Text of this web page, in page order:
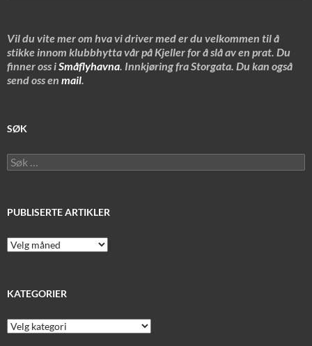
Vil du vite mer om hva vi driver med er du velkommen til å
stikke innom klubbhytta vår på Kjeller for å slå av en prat. Du
finner oss iSmåflyhavna. Innkjøring fra Storgata. Du kan også
send oss en mail.
SØK
Søk
etter:
PUBLISERTE ARTIKLER
Publiserte
artikler
KATEGORIER
Kategorier